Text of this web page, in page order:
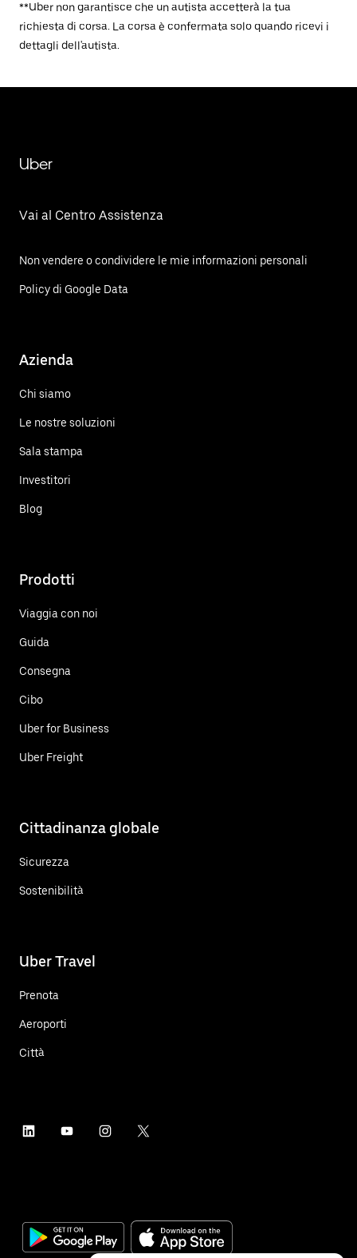
**Uber non garantisce che un autista accetterà la tua
richiesta di corsa. La corsa è confermata solo quando ricevi i
dettagli dell'autista.
Uber
Vai al Centro Assistenza
Non vendere o condividere le mie informazioni personali
Policy di Google Data
Azienda
Chi siamo
Le nostre soluzioni
Sala stampa
Investitori
Blog
Prodotti
Viaggia con noi
Guida
Consegna
Cibo
Uber for Business
Uber Freight
Cittadinanza globale
Sicurezza
Sostenibilità
Uber Travel
Prenota
Aeroporti
Città